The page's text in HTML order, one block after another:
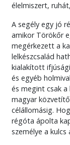
élelmiszert,
A segély egy jó
amikor Törökőr
megérkezett a
lelkészcsalád
kialakított
és egyéb
és megint csak
magyar
célállomásig.
régóta ápolta
személye a kulcs